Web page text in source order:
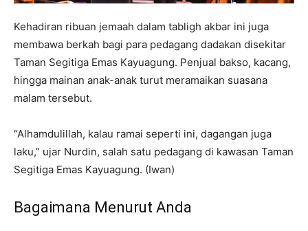
Kehadiran ribuan jemaah dalam tabligh akbar ini juga
membawa berkah bagi para pedagang dadakan disekitar
Taman Segitiga Emas Kayuagung. Penjual bakso, kacang,
hingga mainan anak-anak turut meramaikan suasana
malam tersebut.
“Alhamdulillah, kalau ramai seperti ini, dagangan juga
laku,” ujar Nurdin, salah satu pedagang di kawasan Taman
Segitiga Emas Kayuagung. (Iwan)
Bagaimana Menurut Anda